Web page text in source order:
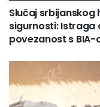
Slučaj
sigurnosti: Istraga
povezanost s BIA-